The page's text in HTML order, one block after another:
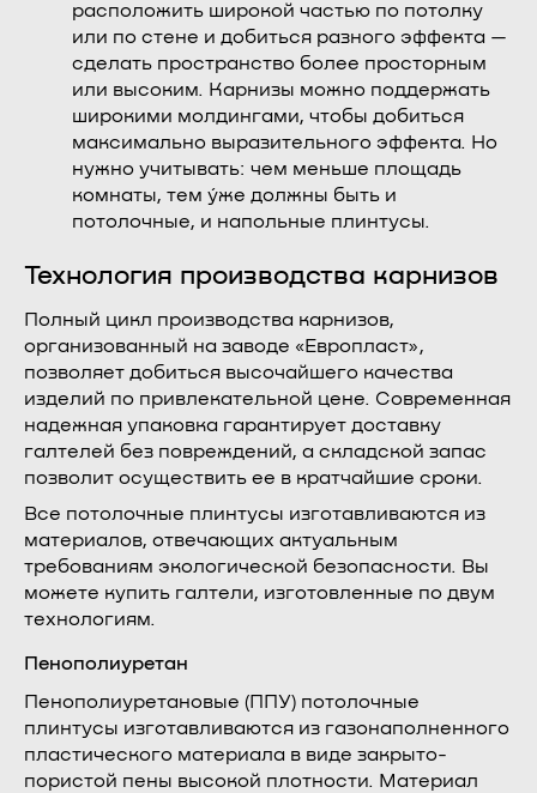
расположить широкой частью по потолку
или по стене и добиться разного эффекта —
сделать пространство более просторным
или высоким. Карнизы можно поддержать
широкими молдингами, чтобы добиться
максимально выразительного эффекта. Но
нужно учитывать: чем меньше площадь
комнаты, тем у́же должны быть и
потолочные, и напольные плинтусы.
Технология производства карнизов
Полный цикл производства карнизов,
организованный на заводе «Европласт»,
позволяет добиться высочайшего качества
изделий по привлекательной цене. Современная
надежная упаковка гарантирует доставку
галтелей без повреждений, а складской запас
позволит осуществить ее в кратчайшие сроки.
Все потолочные плинтусы изготавливаются из
материалов, отвечающих актуальным
требованиям экологической безопасности. Вы
можете купить галтели, изготовленные по двум
технологиям.
Пенополиуретан
Пенополиуретановые (ППУ) потолочные
плинтусы изготавливаются из газонаполненного
пластического материала в виде закрыто-
пористой пены высокой плотности. Материал